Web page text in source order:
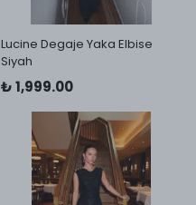
Lucine Degaje Yaka Elbise
Siyah
₺ 1,999.00